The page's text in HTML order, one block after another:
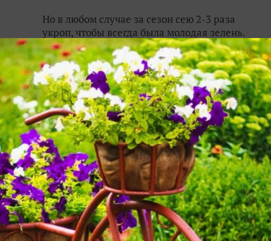
Но в любом случае за сезон сею 2-3 раза
укроп, чтобы всегда была молодая зелень.
Фотки остались этого года, выращивала
только Аллигатор.
Таким он становится в августе при раннем
майском посеве в грунт. Но даже при зонтиках
собрать зелень можно достаточно